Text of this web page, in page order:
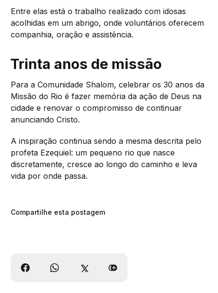
Entre elas está o trabalho realizado com idosas
acolhidas em um abrigo, onde voluntários oferecem
companhia, oração e assistência.
Trinta anos de missão
Para a Comunidade Shalom, celebrar os 30 anos da
Missão do Rio é fazer memória da ação de Deus na
cidade e renovar o compromisso de continuar
anunciando Cristo.
A inspiração continua sendo a mesma descrita pelo
profeta Ezequiel: um pequeno rio que nasce
discretamente, cresce ao longo do caminho e leva
vida por onde passa.
Compartilhe esta postagem